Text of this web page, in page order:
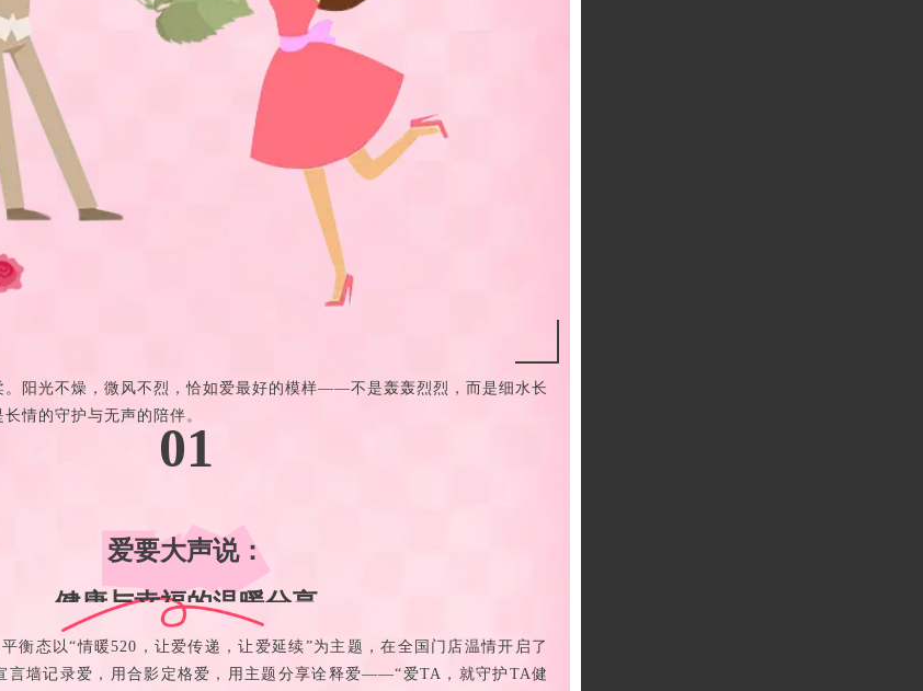
。阳光不燥，微风不烈，恰如爱最好的模样——不是轰轰烈烈，而是细水长
情的守护与无声的陪伴。
01
爱要大声说：
健康与幸福的温暖分享
衡态以“情暖520，让爱传递，让爱延续”为主题，在全国门店温情开启了
言墙记录爱，用合影定格爱，用主题分享诠释爱——“爱TA，就守护TA健